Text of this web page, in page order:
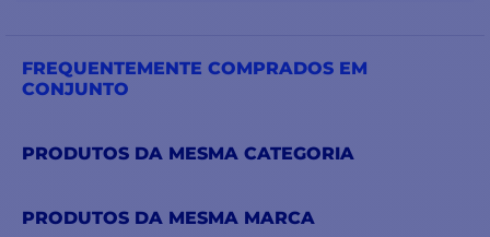
FREQUENTEMENTE COMPRADOS EM
CONJUNTO
PRODUTOS DA MESMA CATEGORIA
PRODUTOS DA MESMA MARCA